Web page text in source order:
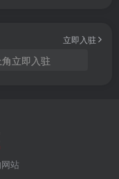
立即入驻
立即入驻
站